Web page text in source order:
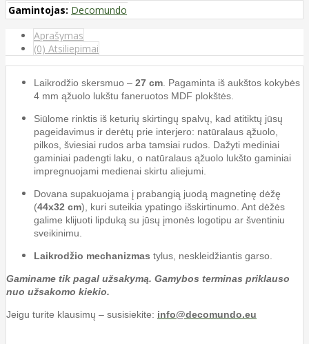
Gamintojas: Decomundo
Aprašymas
(0) Atsiliepimai
Laikrodžio skersmuo – 27 cm . Pagaminta iš aukštos kokybės
4 mm ąžuolo lukštu faneruotos MDF plokštės.
Siūlome rinktis iš keturių skirtingų spalvų, kad atitiktų jūsų
pageidavimus ir derėtų prie interjero: natūralaus ąžuolo,
pilkos, šviesiai rudos arba tamsiai rudos. Dažyti mediniai
gaminiai padengti laku, o natūralaus ąžuolo lukšto gaminiai
impregnuojami medienai skirtu aliejumi.
Dovana supakuojama į prabangią juodą magnetinę dėžę
(44x32 cm), kuri suteikia ypatingo išskirtinumo. Ant dėžės
galime klijuoti lipduką su jūsų įmonės logotipu ar šventiniu
sveikinimu.
Laikrodžio mechanizmas tylus, neskleidžiantis garso.
Gaminame tik pagal užsakymą. Gamybos terminas priklauso
nuo užsakomo kiekio.
Jeigu turite klausimų – susisiekite: info@decomundo.eu